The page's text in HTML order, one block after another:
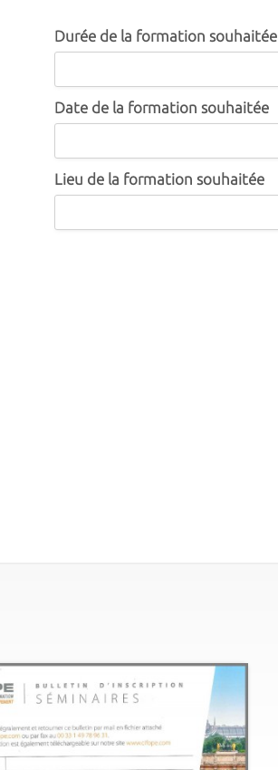
Durée de la formation souhaitée
Date de la formation souhaitée
Lieu de la formation souhaitée